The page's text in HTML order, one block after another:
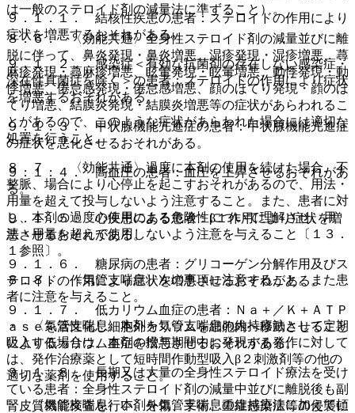
９．１．１． 結核性疾患の患者：ステロイドの作用により
症状を増悪するおそれがある。
９．１．２． 感染症＜有効な抗菌剤の存在しない感染症・
深在性真菌症を除く＞の患者：ステロイドの作用により症状
を増悪するおそれがある。
９．１．３． 甲状腺機能亢進症の患者：甲状腺機能亢進症
の症状を悪化させるおそれがある。
９．１．４． 高血圧の患者：血圧を上昇させるおそれがあ
る。
９．１．５． 心疾患のある患者：β１作用により症状を増
悪させるおそれがある。
９．１．６． 糖尿病の患者：グリコーゲン分解作用及びス
テロイドの作用により症状を増悪させるおそれがある。
９．１．７． 低カリウム血症の患者：Ｎａ＋／Ｋ＋ＡＴＰ
ａｓｅを活性化し細胞外カリウムを細胞内へ移動させること
により低カリウム血症を増悪させるおそれがある。
９．１．８． 長期又は大量の全身性ステロイド療法を受け
ている患者：全身性ステロイド剤の減量中並びに離脱後も副
腎皮質機能検査を行い、外傷、手術、重症感染症等の侵襲に
は一般のステロイド剤の減量法に準ずること）。
８．６． 〈効能共通〉全身性ステロイド剤の減量並びに離
脱に伴って、鼻炎発現・鼻炎増悪、湿疹発現・湿疹増悪、蕁
麻疹発現・蕁麻疹増悪、眩暈発現・眩暈増悪、動悸発現・動
悸増悪、倦怠感発現・倦怠感増悪、顔のほてり発現・顔のほ
てり増悪、結膜炎発現・結膜炎増悪等の症状があらわれるこ
とがあるので、このような症状があらわれた場合には適切な
処置を行うこと。
８．７． 〈効能共通〉過度に本剤の使用を続けた場合、不
整脈、場合により心停止を起こすおそれがあるので、用法・
用量を超えて投与しないよう注意すること。また、患者に対
し、本剤の過度の使用による危険性について理解させ、用
法・用量を超えて使用しないよう注意を与えること〔１３．
１参照〕。
８．８． 〈気管支喘息〉次の事項に注意すること。また患
者に注意を与えること。
・ 〈気管支喘息〉本剤を気管支喘息の維持療法として定期
吸入する場合は、本剤の投与期間中に発現する発作に対して
は、発作治療薬として短時間作動型吸入β２刺激剤等の他の
適切な薬剤を使用すること。
・ 〈気管支喘息〉本剤を気管支喘息の維持療法に加えて頓